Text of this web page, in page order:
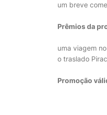
um breve
Prêmios da
uma viagem
o traslado
Promoção